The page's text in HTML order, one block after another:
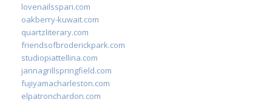
lovenailsspari.com
oakberry-kuwait.com
quartzliterary.com
friendsofbroderickpark.com
studiopiattellina.com
jannagrillspringfield.com
fujiyamacharleston.com
elpatronchardon.com